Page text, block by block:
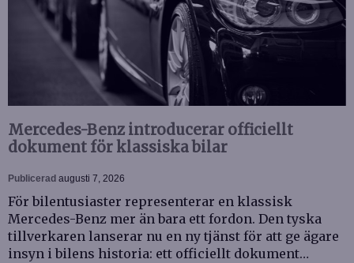
Mercedes-Benz introducerar officiellt
dokument för klassiska bilar
Publicerad augusti 7, 2026
För bilentusiaster representerar en klassisk
Mercedes-Benz mer än bara ett fordon. Den tyska
tillverkaren lanserar nu en ny tjänst för att ge ägare
insyn i bilens historia: ett officiellt dokument…